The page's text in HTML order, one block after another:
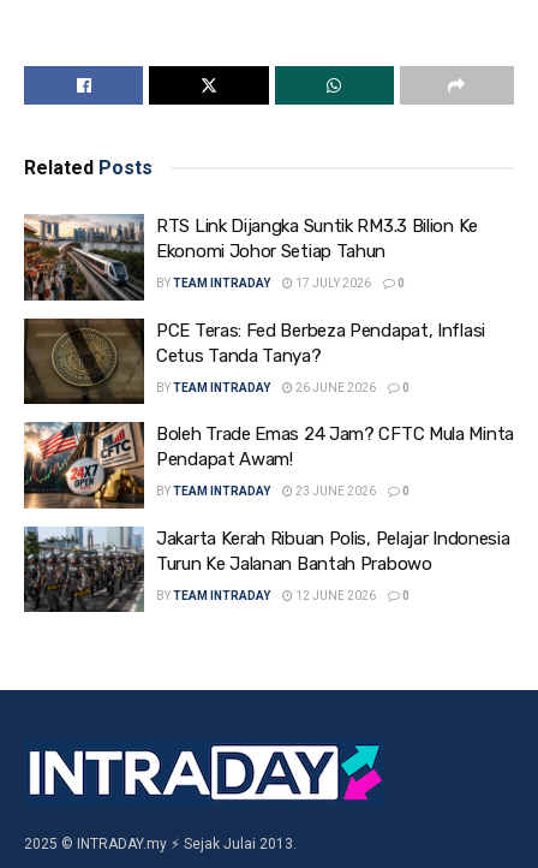
Related Posts
RTS Link Dijangka Suntik RM3.3 Bilion Ke
Ekonomi Johor Setiap Tahun
BYTEAM INTRADAY 17 JULY 2026 0
PCE Teras: Fed Berbeza Pendapat, Inflasi
Cetus Tanda Tanya?
BYTEAM INTRADAY 26 JUNE 2026 0
Boleh Trade Emas 24 Jam? CFTC Mula Minta
Pendapat Awam!
BYTEAM INTRADAY 23 JUNE 2026 0
Jakarta Kerah Ribuan Polis, Pelajar Indonesia
Turun Ke Jalanan Bantah Prabowo
BYTEAM INTRADAY 12 JUNE 2026 0
2025 © INTRADAY.my ⚡ Sejak Julai 2013.